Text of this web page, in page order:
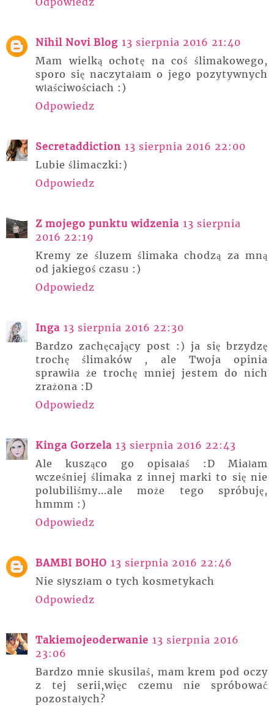
Nihil Novi Blog 13 sierpnia 2016 21:40
Mam wielką ochotę na coś ślimakowego,
sporo się naczytałam o jego pozytywnych
właściwościach :)
Odpowiedz
Secretaddiction 13 sierpnia 2016 22:00
Lubie ślimaczki:)
Odpowiedz
Z mojego punktu widzenia 13 sierpnia
2016 22:19
Kremy ze śluzem ślimaka chodzą za mną
od jakiegoś czasu :)
Odpowiedz
Inga 13 sierpnia 2016 22:30
Bardzo zachęcający post :) ja się brzydzę
trochę ślimaków , ale Twoja opinia
sprawiła że trochę mniej jestem do nich
zrażona :D
Odpowiedz
Kinga Gorzela 13 sierpnia 2016 22:43
Ale kusząco go opisałaś :D Miałam
wcześniej ślimaka z innej marki to się nie
polubiliśmy...ale może tego spróbuję,
hmmm :)
Odpowiedz
BAMBI BOHO 13 sierpnia 2016 22:46
Nie słyszłam o tych kosmetykach
Odpowiedz
Takiemojeoderwanie 13 sierpnia 2016
23:06
Bardzo mnie skusilaś, mam krem pod oczy
z tej serii,więc czemu nie spróbować
pozostałych?